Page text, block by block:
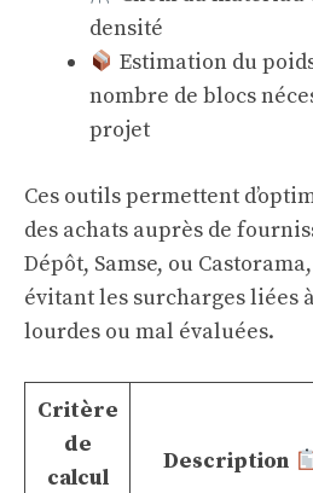
densité
Estimation du
nombre de blocs
projet
Ces outils permettent
des achats auprès de
Dépôt, Samse, ou
évitant les surcharges liées
lourdes ou mal évaluées.
Critère
de
calcul
Description